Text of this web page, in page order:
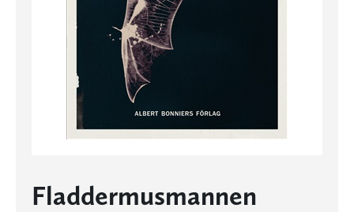
Fladdermusmannen